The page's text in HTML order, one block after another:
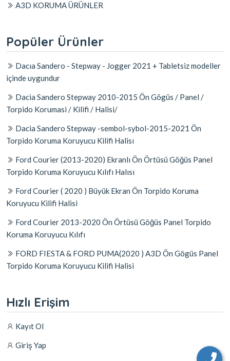
A3D KORUMA ÜRÜNLER
Popüler Ürünler
Dacıa Sandero - Stepway - Jogger 2021 + Tabletsiz modeller
içinde uygundur
Dacia Sandero Stepway 2010-2015 Ön Gögüs / Panel /
Torpido Korumasi / Kilifi / Halisi/
Dacia Sandero Stepway -sembol-sybol-2015-2021 Ön
Torpido Koruma Koruyucu Kilifi Halisı
Ford Courier (2013-2020) Ekranlı Ön Örtüsü Göğüs Panel
Torpido Koruma Koruyucu Kılıfı Halısı
Ford Courier ( 2020 ) Büyük Ekran Ön Torpido Koruma
Koruyucu Kilifi Halisi
Ford Courier 2013-2020 Ön Örtüsü Göğüs Panel Torpido
Koruma Koruyucu Kılıfı
FORD FIESTA & FORD PUMA(2020 ) A3D Ön Gögüs Panel
Torpido Koruma Koruyucu Kilifi Halisi
Hızlı Erişim
Kayıt Ol
Giriş Yap